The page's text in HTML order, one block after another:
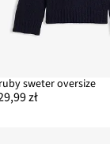
sweter oversize
zł